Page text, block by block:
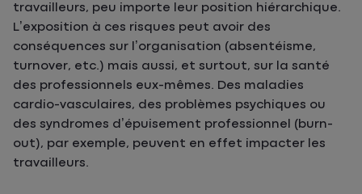
travailleurs, peu importe leur position hiérarchique.
L’exposition à ces risques peut avoir des
conséquences sur l’organisation (absentéisme,
turnover, etc.) mais aussi, et surtout, sur la santé
des professionnels eux-mêmes. Des maladies
cardio-vasculaires, des problèmes psychiques ou
des syndromes d’épuisement professionnel (burn-
out), par exemple, peuvent en effet impacter les
travailleurs.